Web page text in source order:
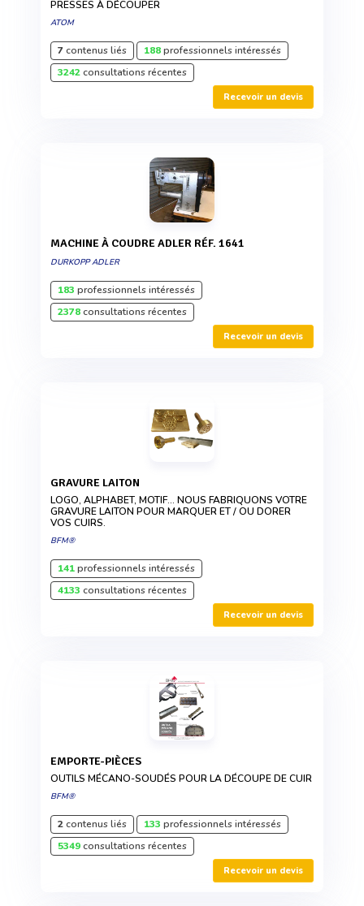
PRESSES À DÉCOUPER
ATOM
7contenus liés 188professionnels intéressés
3242consultations récentes
Recevoir un devis
MACHINE À COUDRE ADLER RÉF. 1641
DURKOPP ADLER
183 professionnels intéressés
2378consultations récentes
Recevoir un devis
GRAVURE LAITON
LOGO, ALPHABET, MOTIF... NOUS FABRIQUONS VOTRE
GRAVURE LAITON POUR MARQUER ET / OU DORER
VOS CUIRS.
BFM®
141professionnels intéressés
4133 consultations récentes
Recevoir un devis
EMPORTE-PIÈCES
OUTILS MÉCANO-SOUDÉS POUR LA DÉCOUPE DE CUIR
BFM®
2contenus liés 133 professionnels intéressés
5349consultations récentes
Recevoir un devis